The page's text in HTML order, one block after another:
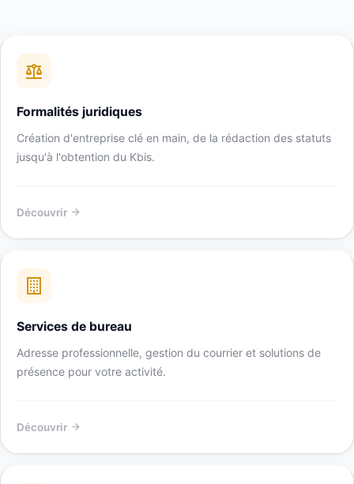
Formalités juridiques
Création d'entreprise clé en main, de la rédaction des statuts
jusqu'à l'obtention du Kbis.
Découvrir
Services de bureau
Adresse professionnelle, gestion du courrier et solutions de
présence pour votre activité.
Découvrir